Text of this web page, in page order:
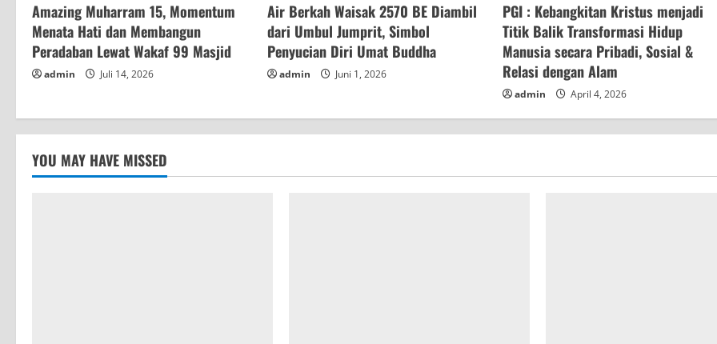
i
n
g
Amazing Muharram 15, Momentum
Menata Hati dan Membangun
Peradaban Lewat Wakaf 99 Masjid
admin Juli 14, 2026
Air Berkah Waisak 2570 BE Diambil
dari Umbul Jumprit, Simbol
Penyucian Diri Umat Buddha
admin Juni 1, 2026
PGI : Kebangkitan Kristus menjadi
Titik Balik Transformasi Hidup
Manusia secara Pribadi, Sosial &
Relasi dengan Alam
admin April 4, 2026
YOU MAY HAVE MISSED